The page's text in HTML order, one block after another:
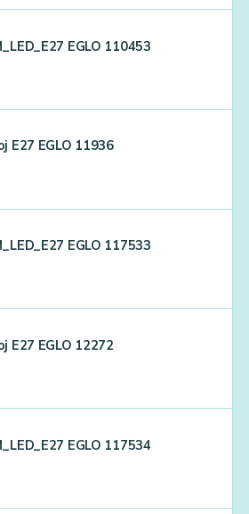
EGLO 110453
E27 EGLO 11936
EGLO 117533
E27 EGLO 12272
EGLO 117534